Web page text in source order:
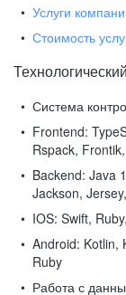
Услуги
Стоимость
Система
Frontend:
Rspack,
Backend: Java
Jackson,
IOS: Swift,
Android: Kotlin,
Ruby
Работа с